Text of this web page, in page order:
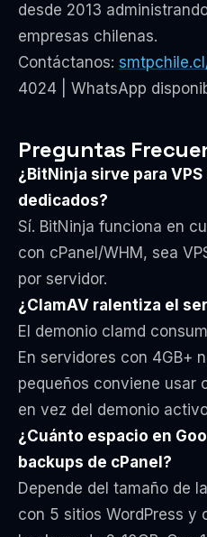
desde 2013
empresas chilenas.
Contáctanos:
4024 | WhatsApp
Preguntas
¿BitNinja sirve para
dedicados?
Sí. BitNinja funciona en
con cPanel/WHM, sea
por servidor.
¿ClamAV ralentiza el
El demonio clamd
En servidores con 4GB+
pequeños conviene usar
en vez del demonio
¿Cuánto espacio en
backups de cPanel?
Depende del tamaño de
con 5 sitios WordPress y